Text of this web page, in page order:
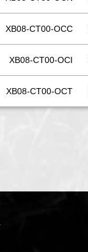
XB08-CT00-OCC
XB08-CT00-OCI
XB08-CT00-OCT